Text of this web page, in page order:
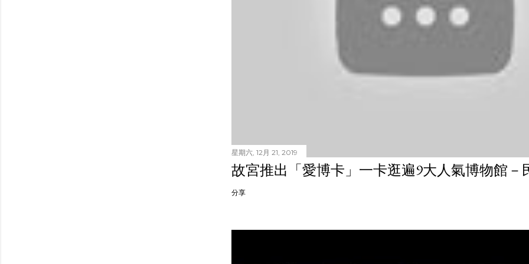
星期六, 12月 21, 2019
故宮推出「愛博卡」一卡逛遍9大人氣博物館－
分享